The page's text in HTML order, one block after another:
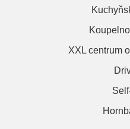
XXL centrum